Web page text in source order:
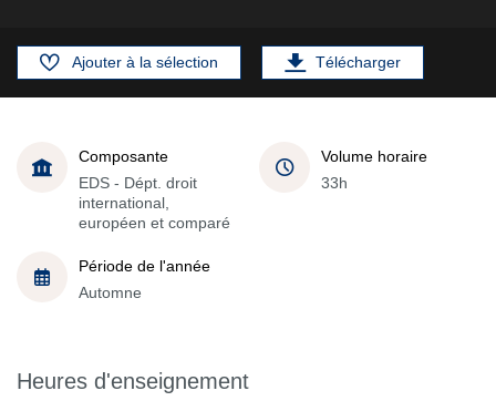
Ajouter à la sélection Télécharger
Composante
EDS - Dépt. droit
international,
européen et comparé
Volume horaire
33h
Période de l'année
Automne
Heures d'enseignement